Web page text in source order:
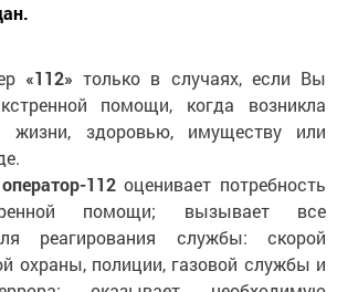
«112» только в случаях, если Вы
помощи, когда возникла
жизни, здоровью, имуществу или
оператор-112оценивает потребность
помощи; вызывает все
реагирования службы: скорой
охраны, полиции, газовой службы и